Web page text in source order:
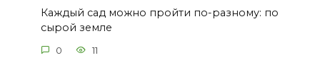
Каждый сад можно пройти по-разному: по
сырой земле
0 11